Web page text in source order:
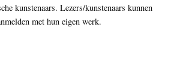
kunstenaars. Lezers/kunstenaars kunnen
met hun eigen werk.